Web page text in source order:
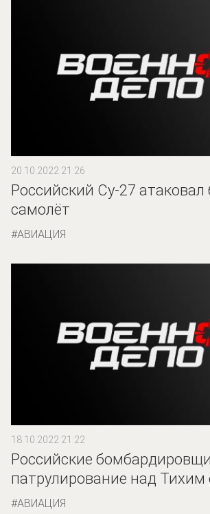
20.10.2022 21:26
Российский Су-27 атаковал
самолёт
АВИАЦИЯ
18.10.2022 21:22
Российские
патрулирование над Тихим
АВИАЦИЯ